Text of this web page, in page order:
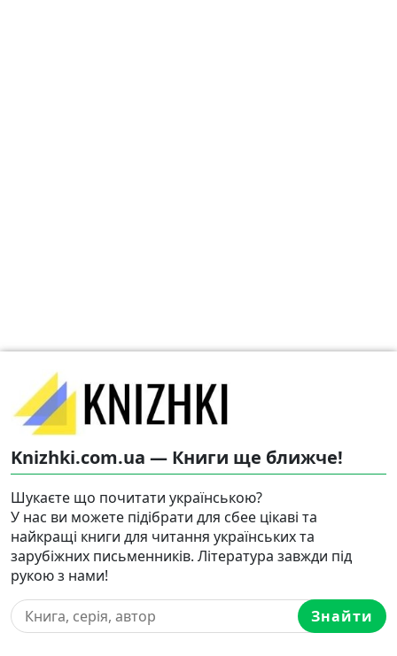
Knizhki.com.ua — Книги ще ближче!
Шукаєте що почитати українською?
У нас ви можете підібрати для сбее цікаві та
найкращі книги для читання українських та
зарубіжних письменників. Література завжди під
рукою з нами!
Знайти